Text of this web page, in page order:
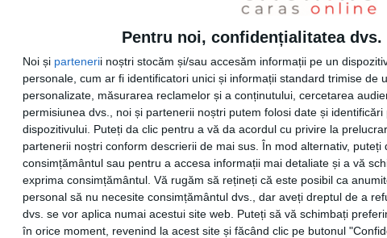
Pentru noi, confidențialitatea
Noi și partenerii noștri stocăm și/sau accesăm informații pe un
personale, cum ar fi identificatori unici și informații standard trimise de
personalizate, măsurarea reclamelor și a conținutului, cercetarea
permisiunea dvs., noi și partenerii noștri putem folosi date și
dispozitivului. Puteți da clic pentru a vă da acordul cu privire la
partenerii noștri conform descrierii de mai sus. În mod alternativ,
consimțământul sau pentru a accesa informații mai detaliate și a vă
exprima consimțământul. Vă rugăm să rețineți că este posibil ca
personal să nu necesite consimțământul dvs., dar aveți dreptul de a
dvs. se vor aplica numai acestui site web. Puteți să vă schimbați
în orice moment, revenind la acest site și făcând clic pe butonul
de ani de istorie, pasiune și
DE CITIRE
pentru unul dintre cele mai importante momente din istoria
Reșița împlinește 100 de ani de existență, iar întreaga
participe la două zile de sărbătoare dedicate unui secol de